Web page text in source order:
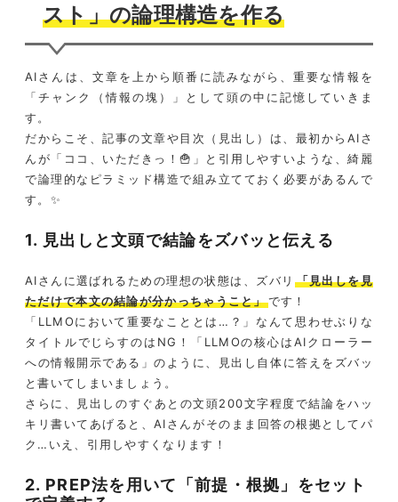
スト」の論理構造を作る
AIさんは、文章を上から順番に読みながら、重要な情報を
「チャンク（情報の塊）」として頭の中に記憶していきま
す。
だからこそ、記事の文章や目次（見出し）は、最初からAIさ
んが「ココ、いただきっ！🍟」と引用しやすいような、綺麗
で論理的なピラミッド構造で組み立てておく必要があるんで
す。✨
1. 見出しと文頭で結論をズバッと伝える
AIさんに選ばれるための理想の状態は、ズバリ 「見出しを見
ただけで本文の結論が分かっちゃうこと」です！
「LLMOにおいて重要なこととは…？」なんて思わせぶりな
タイトルでじらすのはNG！「LLMOの核心はAIクローラー
への情報開示である」のように、見出し自体に答えをズバッ
と書いてしまいましょう。
さらに、見出しのすぐあとの文頭200文字程度で結論をハッ
キリ書いてあげると、AIさんがそのまま回答の根拠としてパ
ク…いえ、引用しやすくなります！
2. PREP法を用いて「前提・根拠」をセット